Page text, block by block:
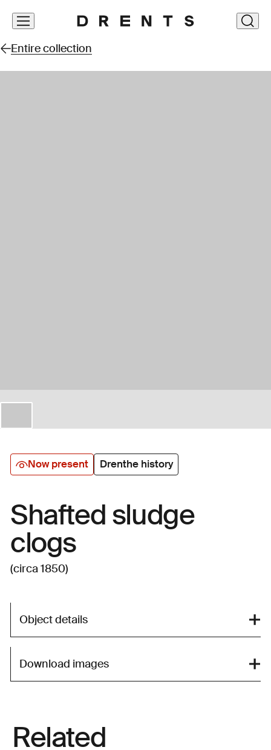
Skip
Entire collection
Now present Drenthe history
Shafted sludge
clogs
(circa 1850)
Object details
Download images
Related